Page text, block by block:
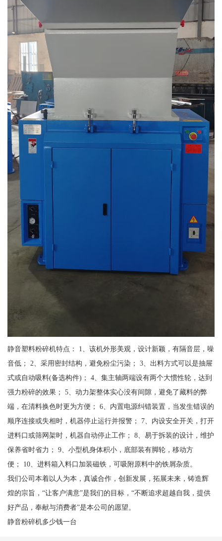
静音塑料粉碎机特点： 1、该机外形美观，设计新颖，有隔音层，噪
音低； 2、采用密封结构，避免粉尘污染； 3、出料方式可以是抽屉
式或自动吸料(备选构件)； 4、集主轴两端设有两个大惯性轮，达到
强力粉碎的效果； 5、动力架整体实心没有间隙，避免了藏料的弊
端，在清料换色时更为方便； 6、内置电源纠错装置，当发生错误的
顺序连接或失相时，机器停止运行并报警； 7、内设安全开关，打开
进料口或筛网架时，机器自动停止工作； 8、易于拆装的设计，维护
保养省时省力； 9、小型机身体积小，底部装有脚轮，移动方
便； 10、进料箱入料口加装磁铁，可吸附原料中的铁屑杂质。
我们公司本着以人为本，真诚合作，创新发展，拓展未来，铸造辉
煌的宗旨，“让客户满意”是我们的目标，“不断追求超越自我，提供
好产品，奉献与消费者”是本公司的愿望。
静音粉碎机多少钱一台